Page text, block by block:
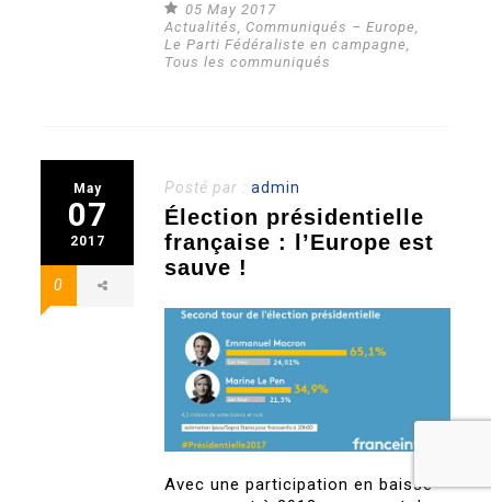
05 May 2017
Actualités, Communiqués – Europe,
Le Parti Fédéraliste en campagne,
Tous les communiqués
May
07
2017
0
Posté par :admin
Élection présidentielle
française : l’Europe est
sauve !
Avec une participation en baisse